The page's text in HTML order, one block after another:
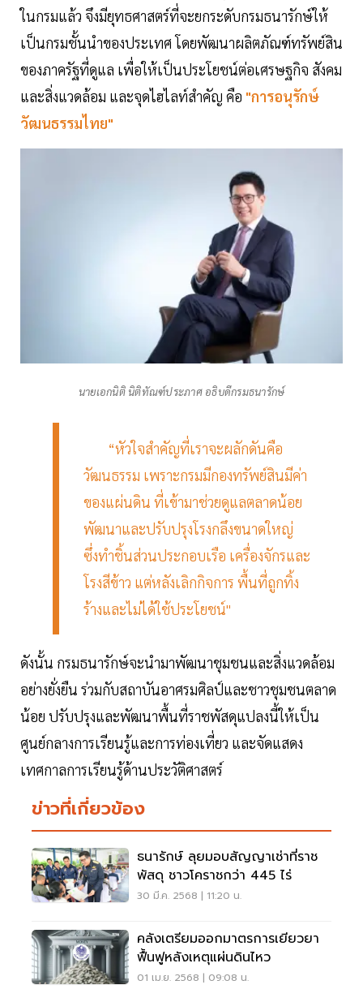
ในกรมแล้ว จึงมียุทธศาสตร์ที่จะยกระดับกรมธนารักษ์ให้
เป็นกรมชั้นนำของประเทศ โดยพัฒนาผลิตภัณฑ์ทรัพย์สิน
ของภาครัฐที่ดูแล เพื่อให้เป็นประโยชน์ต่อเศรษฐกิจ สังคม
และสิ่งแวดล้อม และจุดไฮไลท์สำคัญ คือ "การอนุรักษ์
วัฒนธรรมไทย"
นายเอกนิติ นิติทัณฑ์ประภาศ อธิบดีกรมธนารักษ์
“หัวใจสำคัญที่เราจะผลักดันคือ
วัฒนธรรม เพราะกรมมีกองทรัพย์สินมีค่า
ของแผ่นดิน ที่เข้ามาช่วยดูแลตลาดน้อย
พัฒนาและปรับปรุงโรงกลึงขนาดใหญ่
ซึ่งทำชิ้นส่วนประกอบเรือ เครื่องจักรและ
โรงสีข้าว แต่หลังเลิกกิจการ พื้นที่ถูกทิ้ง
ร้างและไม่ได้ใช้ประโยชน์"
ดังนั้น กรมธนารักษ์จะนำมาพัฒนาชุมชนและสิ่งแวดล้อม
อย่างยั่งยืน ร่วมกับสถาบันอาศรมศิลป์และชาวชุมชนตลาด
น้อย ปรับปรุงและพัฒนาพื้นที่ราชพัสดุแปลงนี้ให้เป็น
ศูนย์กลางการเรียนรู้และการท่องเที่ยว และจัดแสดง
เทศกาลการเรียนรู้ด้านประวัติศาสตร์
ข่าวที่เกี่ยวข้อง
ธนารักษ์ ลุยมอบสัญญาเช่าที่ราช
พัสดุ ชาวโคราชกว่า 445 ไร่
30 มี.ค. 2568 | 11:20 น.
คลังเตรียมออกมาตรการเยียวยา
ฟื้นฟูหลังเหตุแผ่นดินไหว
01 เม.ย. 2568 | 09:08 น.